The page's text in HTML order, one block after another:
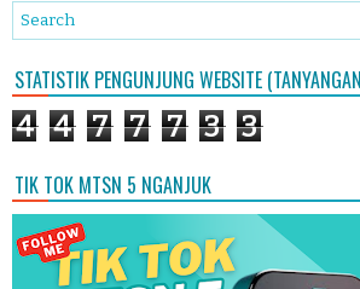
STATISTIK PENGUNJUNG WEBSITE
4 4 7 7 7 3 3
TIK TOK MTSN 5 NGANJUK